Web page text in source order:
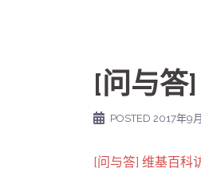
[问与答
POSTED 2017年9
[问与答] 维基百科